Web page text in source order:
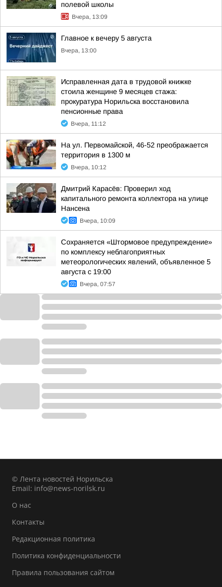
полевой школы
Вчера, 13:09
Главное к вечеру 5 августа
Вчера, 13:00
Исправленная дата в трудовой книжке
стоила женщине 9 месяцев стажа:
прокуратура Норильска восстановила
пенсионные права
Вчера, 11:12
На ул. Первомайской, 46-52 преображается
территория в 1300 м
Вчера, 10:12
Дмитрий Карасёв: Проверил ход
капитального ремонта коллектора на улице
Нансена
Вчера, 10:09
Сохраняется «Штормовое предупреждение»
по комплексу неблагоприятных
метеорологических явлений, объявленное 5
августа с 19:00
Вчера, 07:57
© Лента новостей Норильска
Email: info@news-norilsk.ru
О нас
Контакты
Редакционная политика
Политика конфиденциальности
Правила пользования сайтом